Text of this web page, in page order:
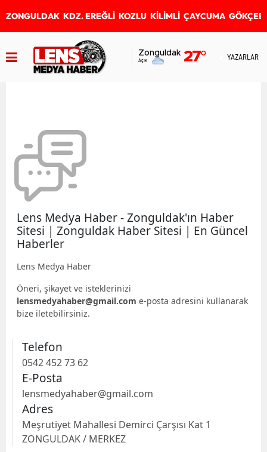
ZONGULDAK KDZ. EREĞLİ KOZLU KİLİMLİ ÇAYCUMA
Zonguldak
Açık 27° YAZARLAR
Lens Medya Haber - Zonguldak'ın Haber
Sitesi | Zonguldak Haber Sitesi | En Güncel
Haberler
Lens Medya Haber
Öneri, şikayet ve isteklerinizi
lensmedyahaber@gmail.com e-posta adresini kullanarak
bize iletebilirsiniz.
Telefon
0542 452 73 62
E-Posta
lensmedyahaber@gmail.com
Adres
Meşrutiyet Mahallesi Demirci Çarşısı Kat 1
ZONGULDAK / MERKEZ